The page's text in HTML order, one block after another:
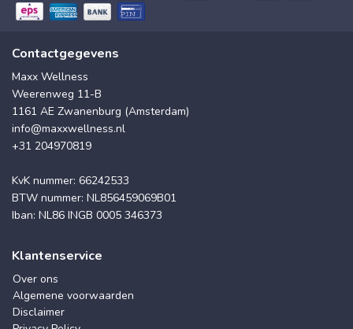
Contactgegevens
Maxx Wellness
Weerenweg 11-B
1161 AE Zwanenburg (Amsterdam)
info@maxxwellness.nl
+31 204970819
KvK nummer: 66242533
BTW nummer: NL856459069B01
Iban: NL86 INGB 0005 346373
Klantenservice
Over ons
Algemene voorwaarden
Disclaimer